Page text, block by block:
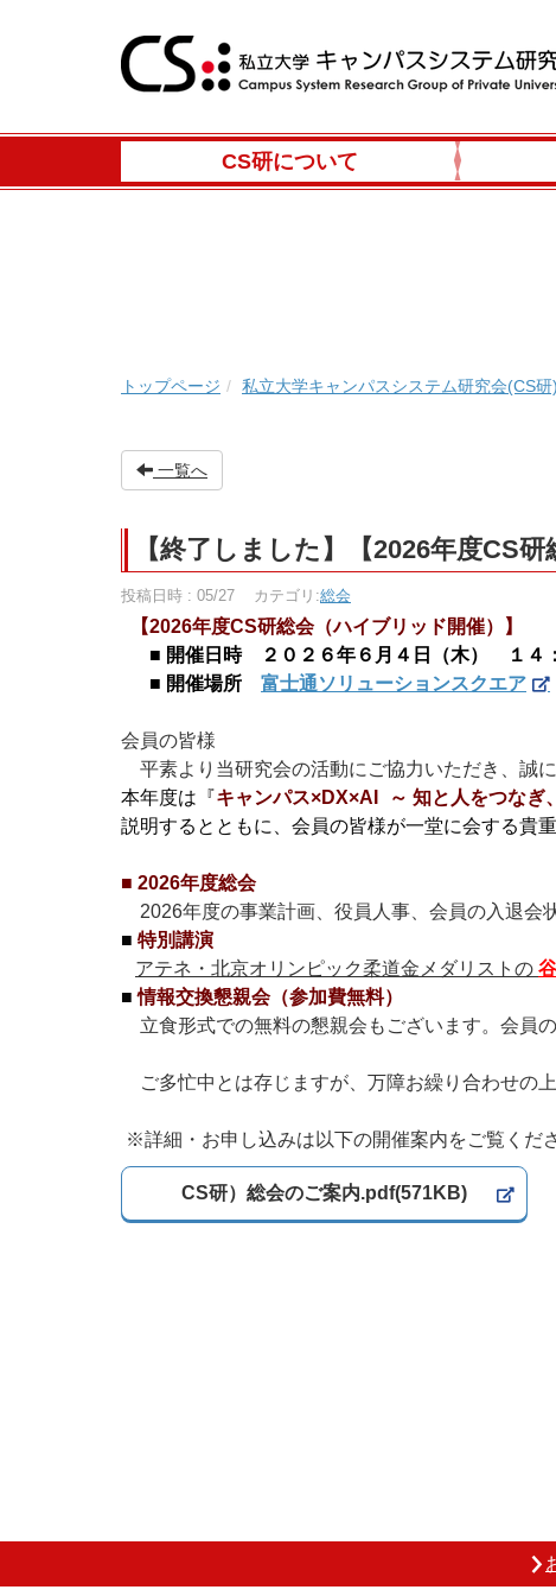
CS研について
トップページ 私立大学キャンパスシステム研究会(CS研)
一覧へ
【終了しました】【2026年度CS
投稿日時 : 05/27 カテゴリ:総会
【2026年度CS研総会（ハイブリッド開催）】
■ 開催日時 ２０２６年６月４日（木） １４
■ 開催場所
富士通ソリューションスクエア
会員の皆様
平素より当研究会の活動にご協力いただき、誠
本年度は『キャンパス×DX×AI ～ 知と人をつなぎ
説明するとともに、会員の皆様が一堂に会する貴
■ 2026年度総会
2026年度の事業計画、役員人事、会員の入退会
■ 特別講演
アテネ・北京オリンピック柔道金メダリストの
■情報交換懇親会（参加費無料）
立食形式での無料の懇親会もございます。会員
ご多忙中とは存じますが、万障お繰り合わせの
※詳細・お申し込みは以下の開催案内をご覧くだ
CS研）総会のご案内.pdf(571KB)